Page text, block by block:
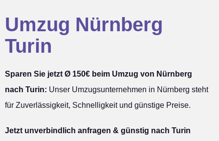
Umzug Nürnberg
Turin
Sparen Sie jetzt Ø 150€ beim Umzug von Nürnberg
nach Turin: Unser Umzugsunternehmen in Nürnberg steht
für Zuverlässigkeit, Schnelligkeit und günstige Preise.
Jetzt unverbindlich anfragen & günstig nach Turin